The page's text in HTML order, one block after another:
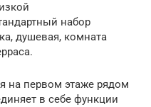
набор
душевая, комната
на первом этаже рядом
в себе функции